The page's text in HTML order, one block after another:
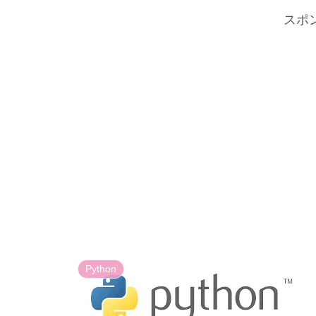
スポ
Python